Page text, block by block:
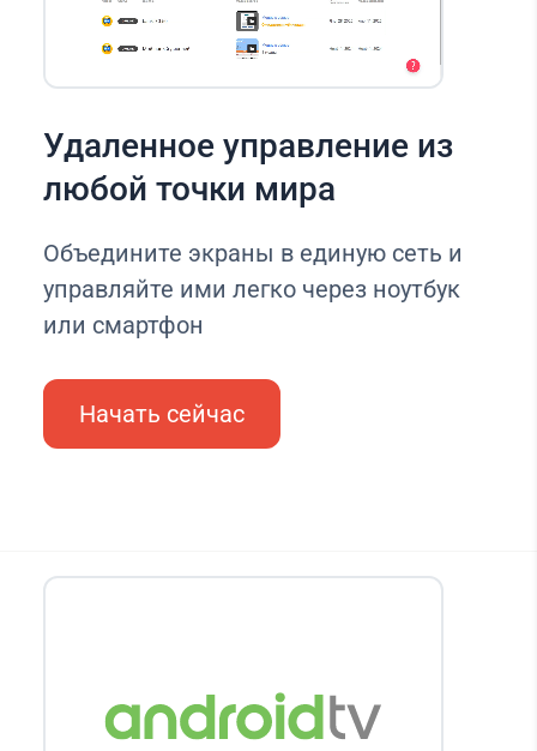
Удаленное управление из
любой точки мира
Объедините экраны в единую сеть и
управляйте ими легко через ноутбук
или смартфон
Начать сейчас